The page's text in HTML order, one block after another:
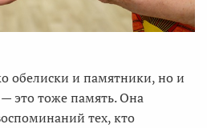
обелиски и памятники, но и
это тоже память. Она
тех, кто